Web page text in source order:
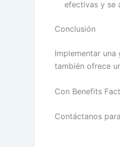
efectivas y se
Conclusión
Implementar
también ofrece
Con Benefits
Contáctanos